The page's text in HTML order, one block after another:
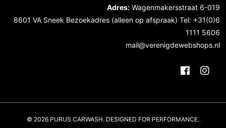
Adres: Wagenmakersstraat 6-019
8601 VA Sneek Bezoekadres (alleen op afspraak) Tel: +31(0)6
1111 5606
mail@verenigdewebshops.nl
© 2026 PURUS CARWASH. DESIGNED FOR PERFORMANCE.